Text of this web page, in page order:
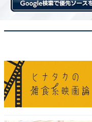
ほかにも、「値段が
500円以上（28歳男
アイスコーヒも500
が500円以上したり
が値段が高い（20歳
に同じくらいの値段